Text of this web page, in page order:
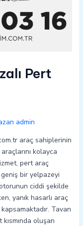
Pert
admin
araç sahiplerinin
kolayca
pert araç
geniş bir yelpazeyi
ciddi şekilde
yanık hasarlı araç
Tavan
oluşan